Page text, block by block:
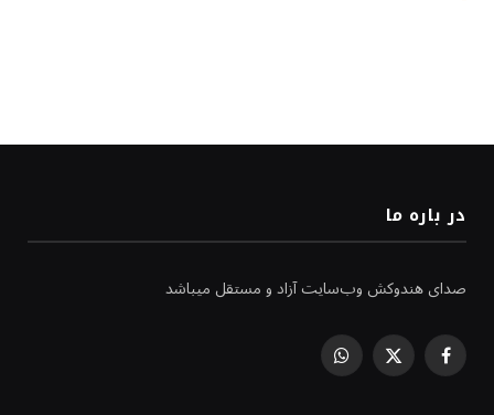
در باره ما
صدای هندوکش وب‌سایت آزاد و مستقل میباشد
Facebook
X
WhatsApp